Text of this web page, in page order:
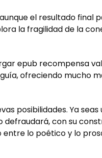
el resultado final
la fragilidad de la
epub recompensa
ofreciendo mucho
posibilidades. Ya
con su
lo poético y lo